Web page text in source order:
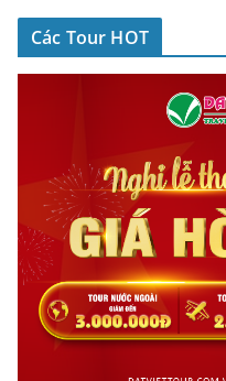
Các Tour HOT